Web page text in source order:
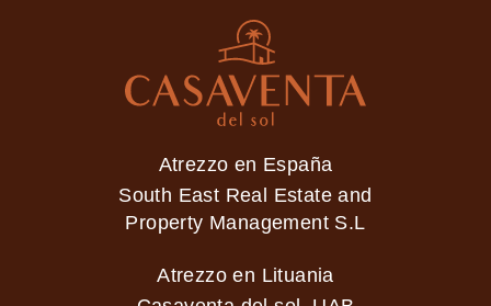
Atrezzo en España
South East Real Estate and
Property Management S.L
Atrezzo en Lituania